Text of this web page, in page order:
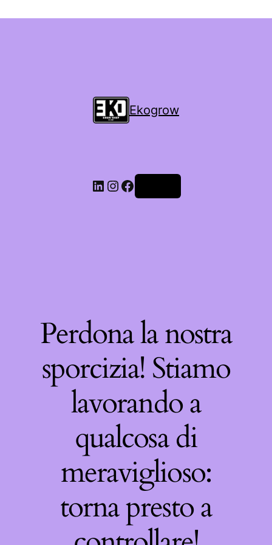
Ekogrow
Perdona la nostra
sporcizia! Stiamo
lavorando a
qualcosa di
meraviglioso:
torna presto a